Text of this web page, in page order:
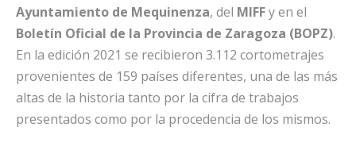
Ayuntamiento de Mequinenza, del MIFFy en el
Boletín Oficial de la Provincia de Zaragoza (BOPZ).
En la edición 2021 se recibieron 3.112 cortometrajes
provenientes de 159 países diferentes, una de las más
altas de la historia tanto por la cifra de trabajos
presentados como por la procedencia de los mismos.